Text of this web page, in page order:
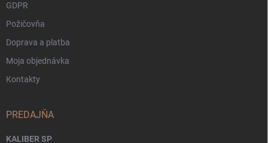
GDPR
Požičovňa
Doprava a platba
Moja objednávka
Kontakty
PREDAJŇA
KALIBER SP